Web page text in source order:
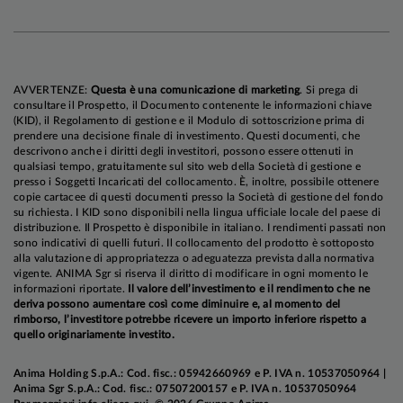
deflazionistiche che prevediamo persistano per
Per quanto riguarda la politica monetaria, il
nostro scenario centrale vede il tasso sui Fed
Funds in area di neutralità (3,0-3,25%) entro la
fine del terzo trimestre 2026, con i rischi orientati
verso un aggiustamento ancora più rapido. La
BCE dovrebbe tagliare i tassi a dicembre e
portare il tasso di deposito sul limite inferiore del
range neutrale, a quota 1,75%, per poi restare
ferma per tutto il 2026, con rischi orientati verso
un’ulteriore intervento espansivo nell’orizzonte di
previsione. La PBoC, infine, dopo l'allentamento
nel terzo e successivamente riavviare il ciclo di
tagli nei mesi finali dell’anno, con il riemergere
AVVERTENZE: Questa è una comunicazione di marketing. Si prega di
consultare il Prospetto, il Documento contenente le informazioni chiave
(KID), il Regolamento di gestione e il Modulo di sottoscrizione prima di
prendere una decisione finale di investimento. Questi documenti, che
descrivono anche i diritti degli investitori, possono essere ottenuti in
qualsiasi tempo, gratuitamente sul sito web della Società di gestione e
presso i Soggetti Incaricati del collocamento. È, inoltre, possibile ottenere
copie cartacee di questi documenti presso la Società di gestione del fondo
su richiesta. I KID sono disponibili nella lingua ufficiale locale del paese di
distribuzione. Il Prospetto è disponibile in italiano. I rendimenti passati non
sono indicativi di quelli futuri. Il collocamento del prodotto è sottoposto
alla valutazione di appropriatezza o adeguatezza prevista dalla normativa
vigente. ANIMA Sgr si riserva il diritto di modificare in ogni momento le
informazioni riportate.
Il valore dell’investimento e il rendimento che ne
deriva possono aumentare così come diminuire e, al momento del
rimborso, l’investitore potrebbe ricevere un importo inferiore rispetto a
quello originariamente investito.
Anima Holding S.p.A.: Cod. fisc.: 05942660969 e P. IVA n. 10537050964 |
Anima Sgr S.p.A.: Cod. fisc.: 07507200157 e P. IVA n. 10537050964